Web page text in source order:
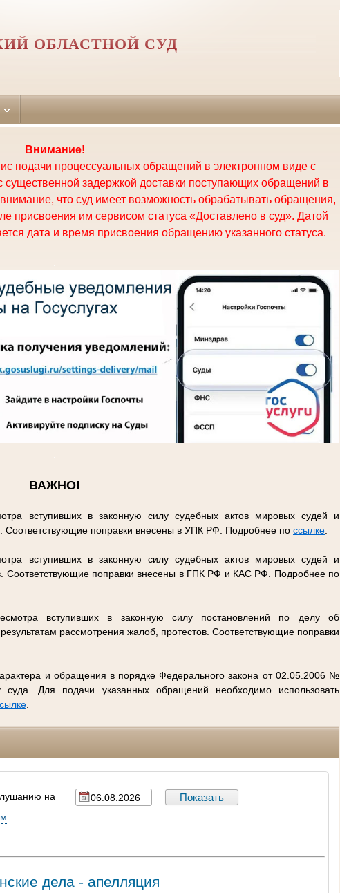
ОБЛАСТНОЙ СУД
Внимание!
подачи процессуальных обращений в электронном виде с
задержкой доставки поступающих обращений в
что суд имеет возможность обрабатывать обращения,
присвоения им сервисом статуса «Доставлено в суд». Датой
дата и время присвоения обращению указанного статуса.
ВАЖНО!
вступивших в законную силу судебных актов мировых судей и
Соответствующие поправки внесены в УПК РФ. Подробнее по ссылке.
вступивших в законную силу судебных актов мировых судей и
Соответствующие поправки внесены в ГПК РФ и КАС РФ. Подробнее по
вступивших в законную силу постановлений по делу об
рассмотрения жалоб, протестов. Соответствующие поправки
и обращения в порядке Федерального закона от 02.05.2006 №
Для подачи указанных обращений необходимо использовать
.
на
дела - апелляция